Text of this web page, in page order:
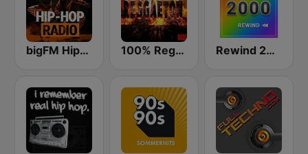
bigFM Hip-Hop Radio 100% Reggaeton Radio Rewind 2000's